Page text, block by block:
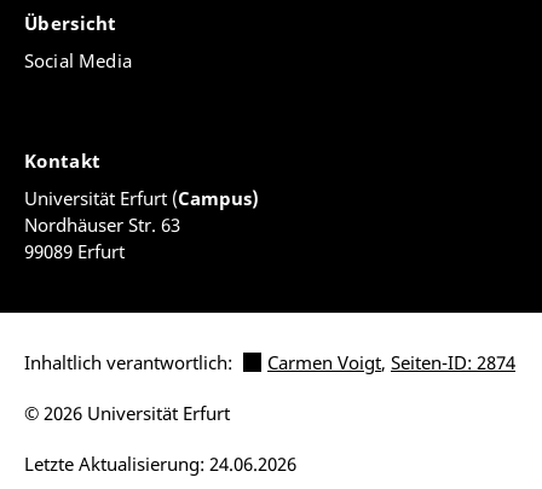
Übersicht
Social Media
Kontakt
Universität Erfurt (Campus)
Nordhäuser Str. 63
99089 Erfurt
Inhaltlich verantwortlich: Carmen Voigt, Seiten-ID: 2874
Letzte Aktualisierung: 24.06.2026
© 2026 Universität Erfurt